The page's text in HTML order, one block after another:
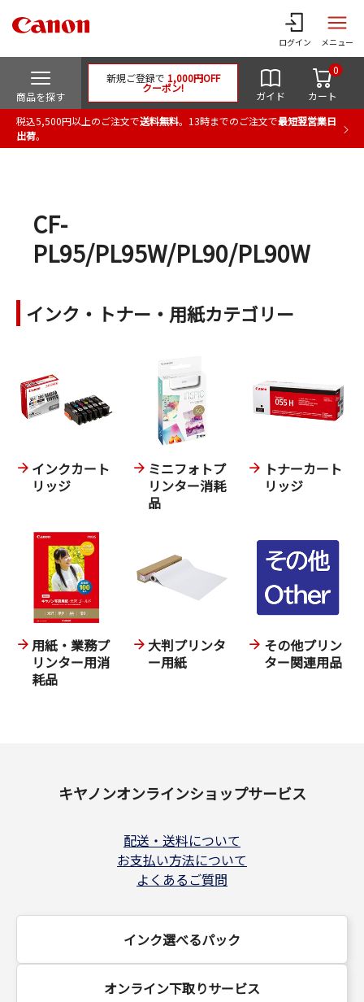
ログイン メニュー
商品を探す
新規ご登録で 1,000円OFF
クーポン!
ガイド カート
0
税込5,500円以上のご注文で送料無料。13時までのご注文で最短翌営業日
出荷。
CF-
PL95/PL95W/PL90/PL90W
インク・トナー・用紙カテゴリー
インクカート
リッジ
ミニフォトプ
リンター消耗
品
トナーカート
リッジ
用紙・業務プ
リンター用消
耗品
大判プリンタ
ー用紙
その他プリン
ター関連用品
キヤノンオンラインショップサービス
配送・送料について
お支払い方法について
よくあるご質問
インク選べるパック
オンライン下取りサービス